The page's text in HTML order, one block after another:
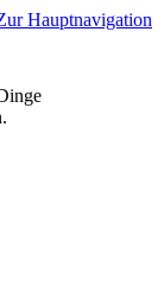
Hauptnavigation